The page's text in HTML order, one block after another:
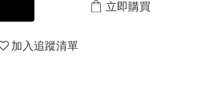
立即購買
加入追蹤清單